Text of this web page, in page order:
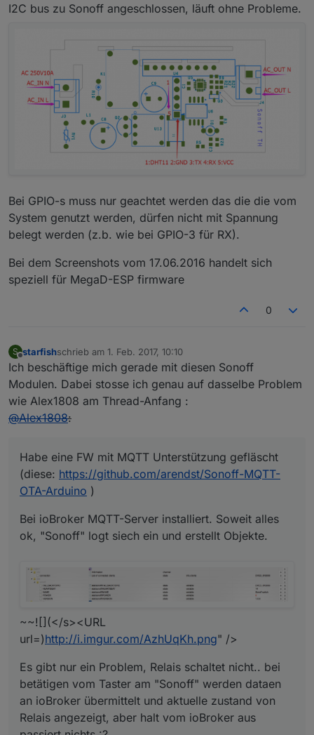
I2C bus zu Sonoff angeschlossen, läuft ohne Probleme.
Bei GPIO-s muss nur geachtet werden das die die vom
System genutzt werden, dürfen nicht mit Spannung
belegt werden (z.b. wie bei GPIO-3 für RX).
Bei dem Screenshots vom 17.06.2016 handelt sich
speziell für MegaD-ESP firmware
0
S
Offline
starfishschrieb am 1. Feb. 2017, 10:10
zuletzt editiert von2. Feb. 2017, 12:07
Ich beschäftige mich gerade mit diesen Sonoff
Modulen. Dabei stosse ich genau auf dasselbe Problem
wie Alex1808 am Thread-Anfang :
@Alex1808:
Habe eine FW mit MQTT Unterstützung gefläscht
(diese: https://github.com/arendst/Sonoff-MQTT-
OTA-Arduino )
Bei ioBroker MQTT-Server installiert. Soweit alles
ok, "Sonoff" logt siech ein und erstellt Objekte.
~~![](</s><URL
url=)http://i.imgur.com/AzhUqKh.png" />
Es gibt nur ein Problem, Relais schaltet nicht.. bei
betätigen vom Taster am "Sonoff" werden dataen
an ioBroker übermittelt und aktuelle zustand von
Relais angezeigt, aber halt vom ioBroker aus